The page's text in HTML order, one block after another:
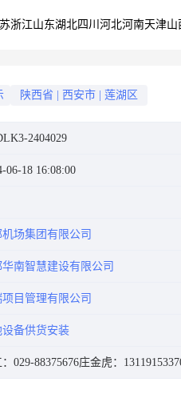
浙江山东湖北四川 河北河南天津山
陕西省 西安市 莲湖区
2404029
06-18 16:08:00
机场集团有限公司
华南智慧建设有限公司
目管理有限公司
设备供货安装
029-88375676庄金虎：